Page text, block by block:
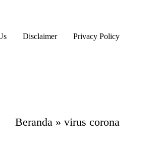
Disclaimer Privacy Policy
Beranda » virus corona